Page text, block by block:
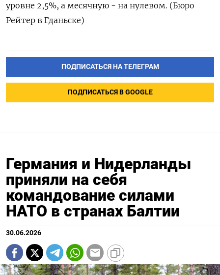
⁠уровне 2,5%, ‌а месячную - ‌на нулевом. (Бюро ​
Рейтер в ‌Гданьске)
ПОДПИСАТЬСЯ НА ТЕЛЕГРАМ
ПОДПИСАТЬСЯ В GOOGLE
Германия и Нидерланды
приняли на себя
командование силами
НАТО в странах Балтии
30.06.2026